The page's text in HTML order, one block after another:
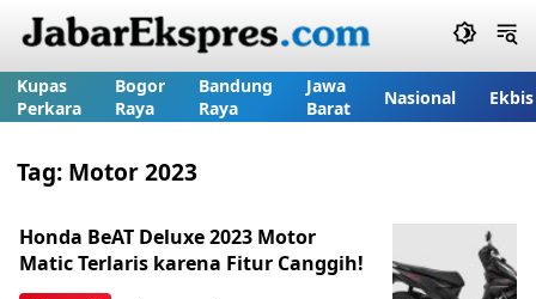
Kupas
Perkara
Bogor
Raya
Bandung
Raya
Jawa
Barat
Nasional Ekbis
Tag: Motor 2023
Honda BeAT Deluxe 2023 Motor
Matic Terlaris karena Fitur Canggih!